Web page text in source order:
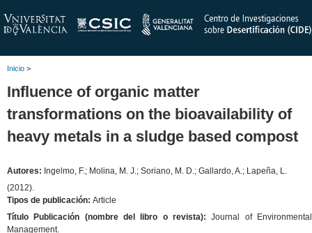
Inicio >
Influence of organic matter
transformations on the bioavailability of
heavy metals in a sludge based compost
Autores: Ingelmo, F.; Molina, M. J.; Soriano, M. D.; Gallardo, A.; Lapeña, L.
(2012).
Tipos de publicación: Article
Título Publicación (nombre del libro o revista):Journal of Environmental
Management.